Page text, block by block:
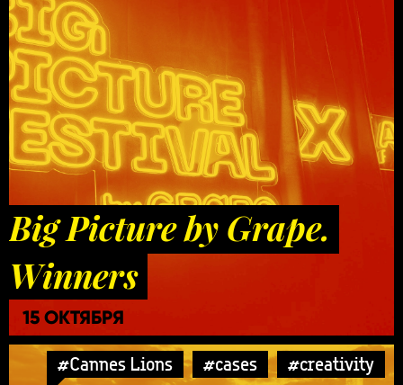
Big Picture by Grape.
Winners
15 ОКТЯБРЯ
#Cannes Lions #cases #creativity